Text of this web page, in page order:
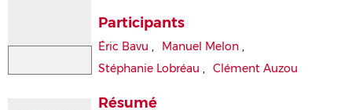
Participants
Éric Bavu , Manuel Melon ,
Stéphanie Lobréau , Clément Auzou
Résumé